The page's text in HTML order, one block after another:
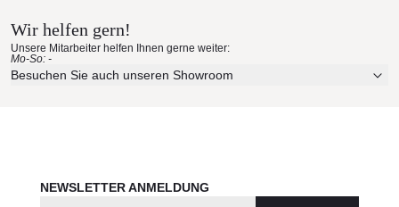
Wir helfen gern!
Unsere Mitarbeiter helfen Ihnen gerne weiter:
Mo-So: -
Besuchen Sie auch unseren Showroom
NEWSLETTER ANMELDUNG